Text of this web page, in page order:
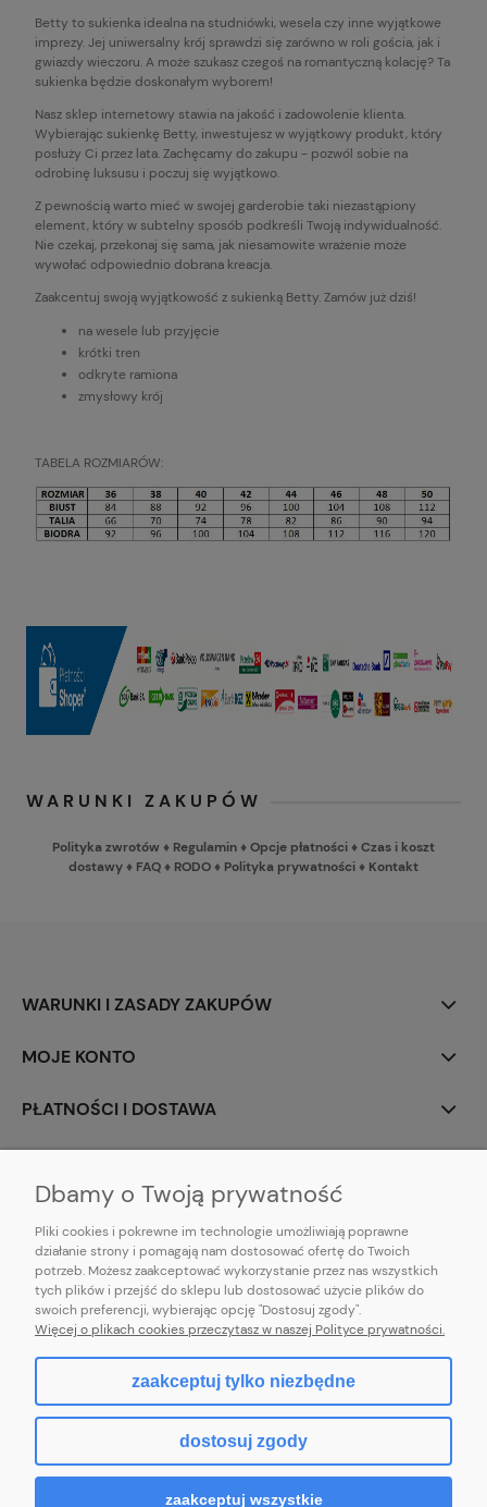
Betty to sukienka idealna na studniówki, wesela czy inne wyjątkowe
imprezy. Jej uniwersalny krój sprawdzi się zarówno w roli gościa, jak i
gwiazdy wieczoru. A może szukasz czegoś na romantyczną kolację? Ta
sukienka będzie doskonałym wyborem!
Nasz sklep internetowy stawia na jakość i zadowolenie klienta.
Wybierając sukienkę Betty, inwestujesz w wyjątkowy produkt, który
posłuży Ci przez lata. Zachęcamy do zakupu - pozwól sobie na
odrobinę luksusu i poczuj się wyjątkowo.
Z pewnością warto mieć w swojej garderobie taki niezastąpiony
element, który w subtelny sposób podkreśli Twoją indywidualność.
Nie czekaj, przekonaj się sama, jak niesamowite wrażenie może
wywołać odpowiednio dobrana kreacja.
Zaakcentuj swoją wyjątkowość z sukienką Betty. Zamów już dziś!
na wesele lub przyjęcie
krótki tren
odkryte ramiona
zmysłowy krój
TABELA ROZMIARÓW:
WARUNKI ZAKUPÓW
Polityka zwrotów ♦ Regulamin♦Opcje płatności♦Czas i koszt
dostawy♦ FAQ♦ RODO♦ Polityka prywatności♦ Kontakt
WARUNKI I ZASADY ZAKUPÓW
MOJE KONTO
PŁATNOŚCI I DOSTAWA
E-mail:pl101sukienek@gmail.com
101sukienek.pl
ul. Piotrkowska 317/11, Łódź 93-035, woj. łódzkie
pokaż pełną wersję strony
Sklep internetowy Shoper.pl
Dbamy o Twoją prywatność
Pliki cookies i pokrewne im technologie umożliwiają poprawne
działanie strony i pomagają nam dostosować ofertę do Twoich
potrzeb. Możesz zaakceptować wykorzystanie przez nas wszystkich
tych plików i przejść do sklepu lub dostosować użycie plików do
swoich preferencji, wybierając opcję "Dostosuj zgody".
Więcej o plikach cookies przeczytasz w naszej Polityce prywatności.
zaakceptuj tylko niezbędne
dostosuj zgody
zaakceptuj wszystkie